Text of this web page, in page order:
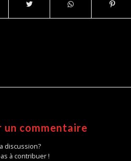
un commentaire
discussion?
à contribuer !